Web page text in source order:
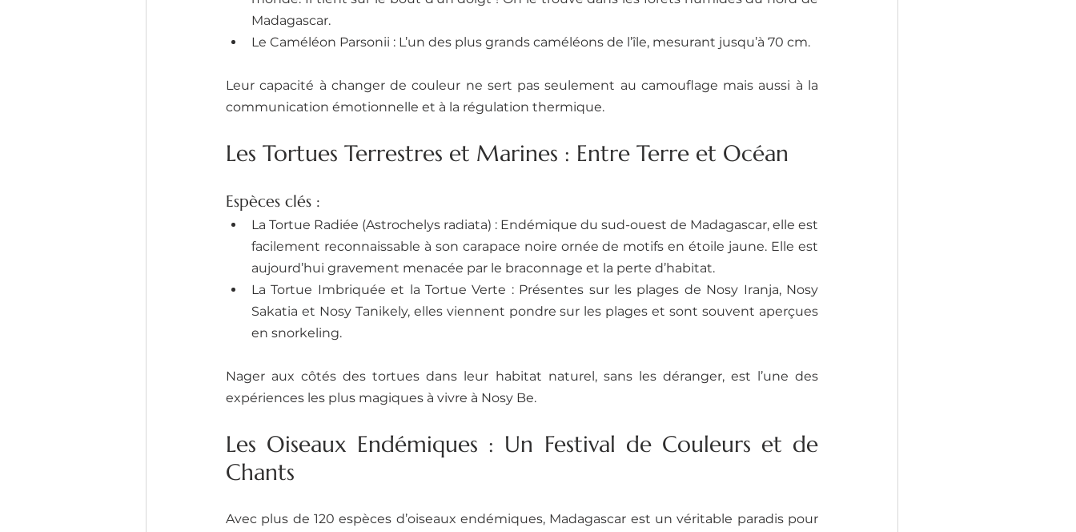
Madagascar.
Le Caméléon Parsonii : L’un des plus grands caméléons de l’île, mesurant jusqu’à 70 cm.
Leur capacité à changer de couleur ne sert pas seulement au camouflage mais aussi à la
communication émotionnelle et à la régulation thermique.
Les Tortues Terrestres et Marines : Entre Terre et Océan
Espèces clés :
La Tortue Radiée (Astrochelys radiata) : Endémique du sud-ouest de Madagascar, elle est
facilement reconnaissable à son carapace noire ornée de motifs en étoile jaune. Elle est
aujourd’hui gravement menacée par le braconnage et la perte d’habitat.
La Tortue Imbriquée et la Tortue Verte : Présentes sur les plages de Nosy Iranja, Nosy
Sakatia et Nosy Tanikely, elles viennent pondre sur les plages et sont souvent aperçues
en snorkeling.
Nager aux côtés des tortues dans leur habitat naturel, sans les déranger, est l’une des
expériences les plus magiques à vivre à Nosy Be.
Les Oiseaux Endémiques : Un Festival de Couleurs et de
Chants
Avec plus de 120 espèces d’oiseaux endémiques, Madagascar est un véritable paradis pour